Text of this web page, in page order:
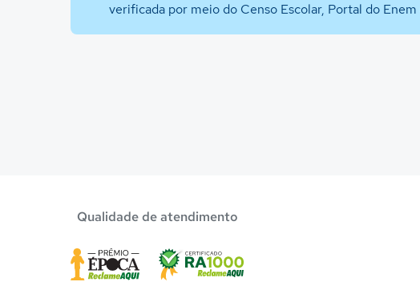
verificada por meio do Censo Escolar, Portal do
Qualidade de atendimento